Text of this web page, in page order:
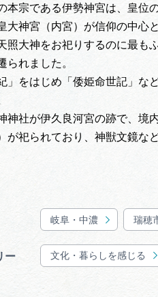
本宗である伊勢神宮は、皇位
大神宮（内宮）が信仰の中心
照大神をお祀りするのに最も
られました。
」をはじめ「倭姫命世記」
神社が伊久良河宮の跡で、境
が祀られており、神獣文鏡な
岐阜・中濃 瑞穂
ー 文化・暮らしを感じる